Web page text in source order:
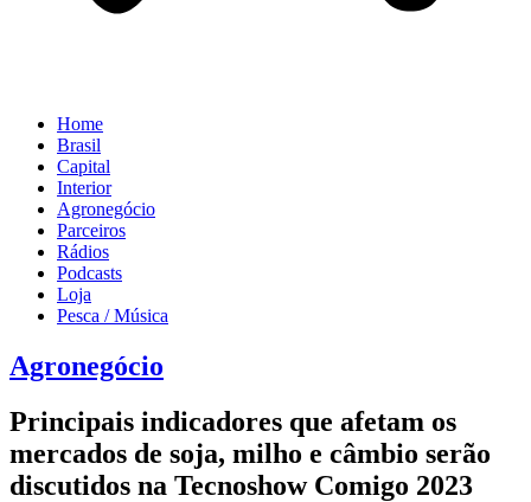
Home
Brasil
Capital
Interior
Agronegócio
Parceiros
Rádios
Podcasts
Loja
Pesca / Música
Agronegócio
Principais indicadores que afetam os
mercados de soja, milho e câmbio serão
discutidos na Tecnoshow Comigo 2023